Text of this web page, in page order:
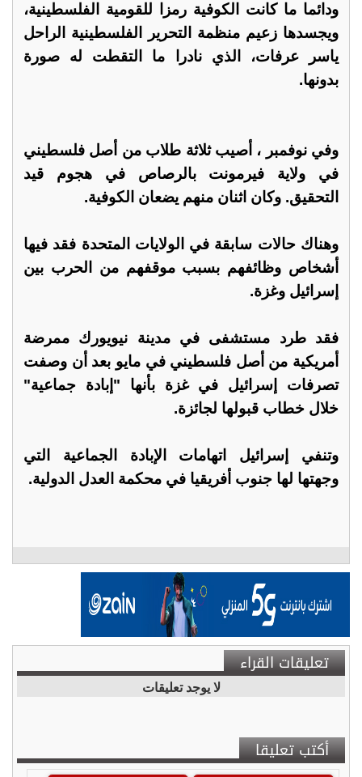
ودائما ما كانت الكوفية رمزا للقومية الفلسطينية،
ويجسدها زعيم منظمة التحرير الفلسطينية الراحل
ياسر عرفات، الذي نادرا ما التقطت له صورة
بدونها.
وفي نوفمبر ، أصيب ثلاثة طلاب من أصل فلسطيني
في ولاية فيرمونت بالرصاص في هجوم قيد
التحقيق. وكان اثنان منهم يضعان الكوفية.
وهناك حالات سابقة في الولايات المتحدة فقد فيها
أشخاص وظائفهم بسبب موقفهم من الحرب بين
إسرائيل وغزة.
فقد طرد مستشفى في مدينة نيويورك ممرضة
أمريكية من أصل فلسطيني في مايو بعد أن وصفت
تصرفات إسرائيل في غزة بأنها "إبادة جماعية"
خلال خطاب قبولها لجائزة.
وتنفي إسرائيل اتهامات الإبادة الجماعية التي
وجهتها لها جنوب أفريقيا في محكمة العدل الدولية.
تعليقات القراء
لا يوجد تعليقات
أكتب تعليقا